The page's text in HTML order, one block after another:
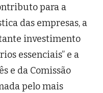
para a
das empresas, a
investimento
essenciais” e a
e da Comissão
pelo mais